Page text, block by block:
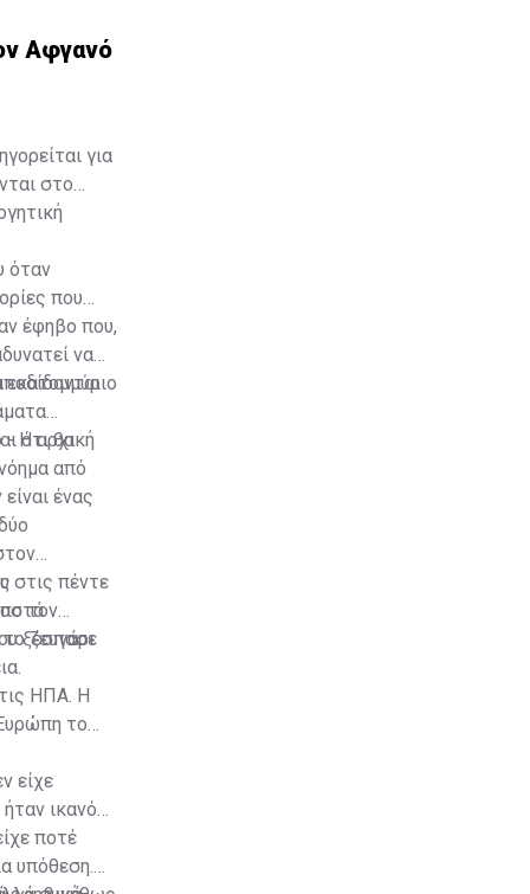
Αφγανό
για
στο
όταν
που
έφηβο που,
να
ότι θα
από
ένας
- Η αρχική
ξέσπασε
στις πέντε
τον
ζευγάρι
ΗΠΑ. Η
το
είχε
ικανός
ποτέ
υπόθεση.